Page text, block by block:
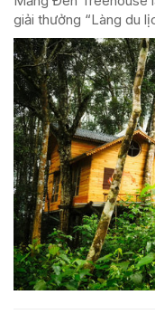
giải thưởng “Làng du